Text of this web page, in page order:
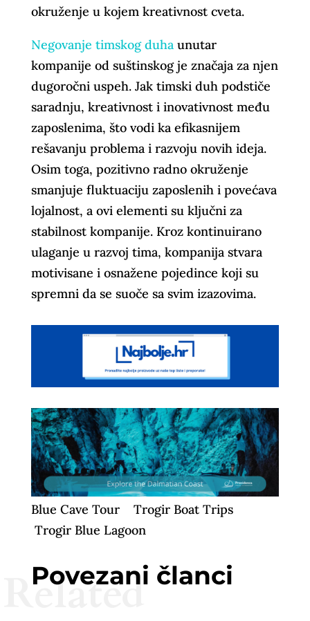
okruženje u kojem kreativnost cveta.
Negovanje timskog duhaunutar
kompanije od suštinskog je značaja za njen
dugoročni uspeh. Jak timski duh podstiče
saradnju, kreativnost i inovativnost među
zaposlenima, što vodi ka efikasnijem
rešavanju problema i razvoju novih ideja.
Osim toga, pozitivno radno okruženje
smanjuje fluktuaciju zaposlenih i povećava
lojalnost, a ovi elementi su ključni za
stabilnost kompanije. Kroz kontinuirano
ulaganje u razvoj tima, kompanija stvara
motivisane i osnažene pojedince koji su
spremni da se suoče sa svim izazovima.
Blue Cave Tour
Trogir Boat Trips
Trogir Blue Lagoon
Povezani članci
Related